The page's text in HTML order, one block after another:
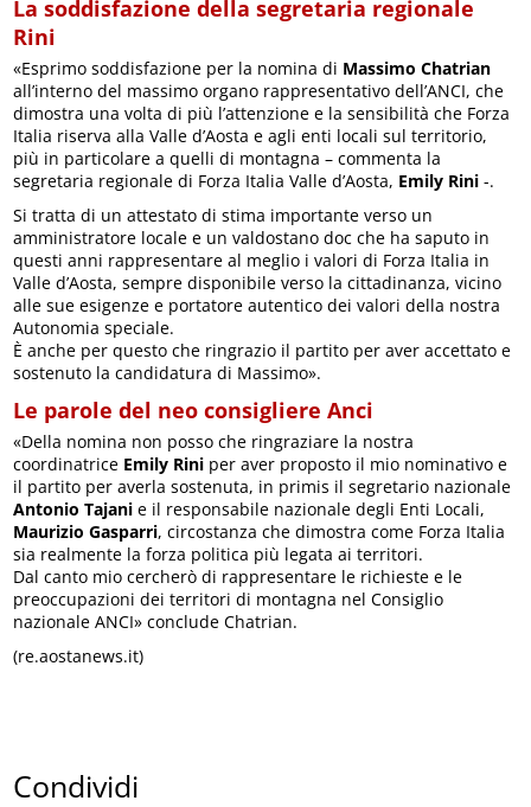
La soddisfazione della segretaria regionale
Rini
«Esprimo soddisfazione per la nomina di Massimo Chatrian
all’interno del massimo organo rappresentativo dell’ANCI, che
dimostra una volta di più l’attenzione e la sensibilità che Forza
Italia riserva alla Valle d’Aosta e agli enti locali sul territorio,
più in particolare a quelli di montagna – commenta la
segretaria regionale di Forza Italia Valle d’Aosta, Emily Rini -.
Si tratta di un attestato di stima importante verso un
amministratore locale e un valdostano doc che ha saputo in
questi anni rappresentare al meglio i valori di Forza Italia in
Valle d’Aosta, sempre disponibile verso la cittadinanza, vicino
alle sue esigenze e portatore autentico dei valori della nostra
Autonomia speciale.
È anche per questo che ringrazio il partito per aver accettato e
sostenuto la candidatura di Massimo».
Le parole del neo consigliere Anci
«Della nomina non posso che ringraziare la nostra
coordinatrice Emily Rini per aver proposto il mio nominativo e
il partito per averla sostenuta, in primis il segretario nazionale
Antonio Tajani e il responsabile nazionale degli Enti Locali,
Maurizio Gasparri, circostanza che dimostra come Forza Italia
sia realmente la forza politica più legata ai territori.
Dal canto mio cercherò di rappresentare le richieste e le
preoccupazioni dei territori di montagna nel Consiglio
nazionale ANCI» conclude Chatrian.
(re.aostanews.it)
Condividi